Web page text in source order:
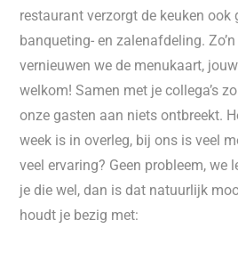
restaurant verzorgt de keuken ook
banqueting- en zalenafdeling.
vernieuwen we de menukaart,
welkom! Samen met je collega’s
onze gasten aan niets ontbreekt.
week is in overleg, bij ons is veel
veel ervaring? Geen probleem, we
je die wel, dan is dat natuurlijk
houdt je bezig met: